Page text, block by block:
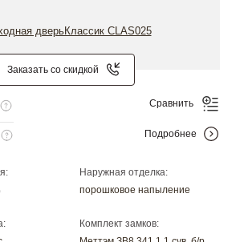
Заказать со скидкой
Наружная отделка:
порошковое напыление
Комплект замков:
Сравнить
Подробнее